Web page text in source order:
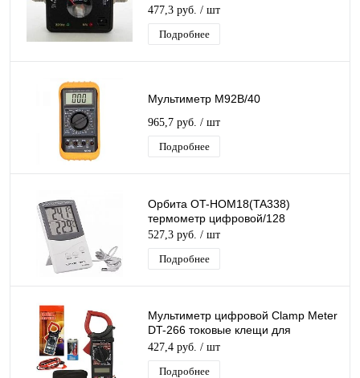
стрелочный со круглым окном
индикацией DiViSat (200)
477,3 руб. / шт
Подробнее
Мультиметр M92B/40
965,7 руб. / шт
Подробнее
Орбита OT-HOM18(TA338)
термометр цифровой/128
527,3 руб. / шт
Подробнее
Мультиметр цифровой Clamp Meter
DT-266 токовые клещи для
электриков токоизмерительные
клещи клемметр
427,4 руб. / шт
Подробнее